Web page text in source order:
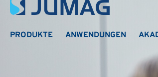
PRODUKTE ANWENDUNGEN